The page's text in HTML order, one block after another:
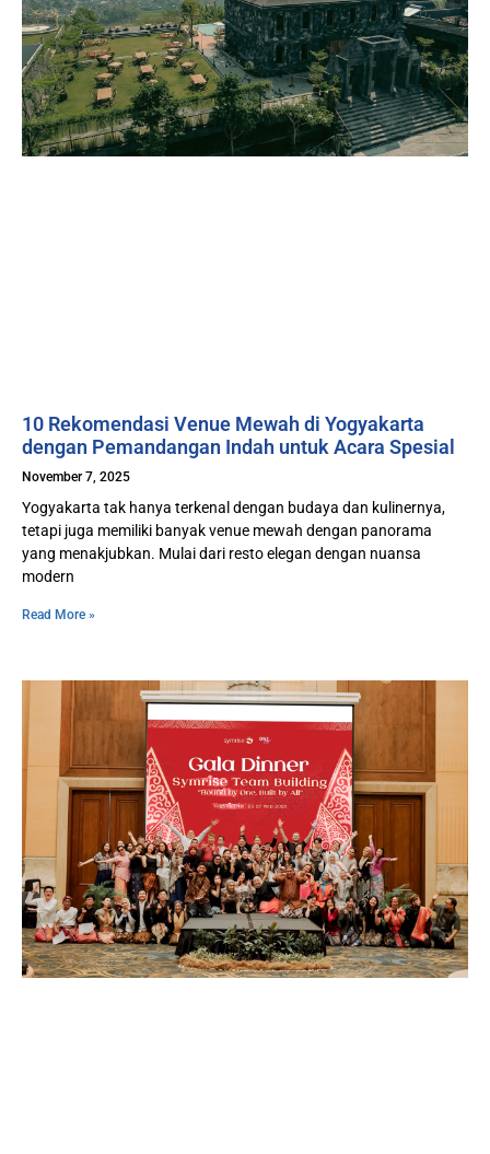
10 Rekomendasi Venue Mewah di Yogyakarta
dengan Pemandangan Indah untuk Acara Spesial
November 7, 2025
Yogyakarta tak hanya terkenal dengan budaya dan kulinernya,
tetapi juga memiliki banyak venue mewah dengan panorama
yang menakjubkan. Mulai dari resto elegan dengan nuansa
modern
Read More »